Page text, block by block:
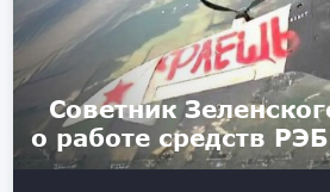
Советник
о работе средств